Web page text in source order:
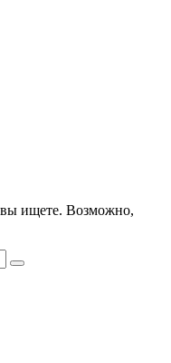
ищете. Возможно,